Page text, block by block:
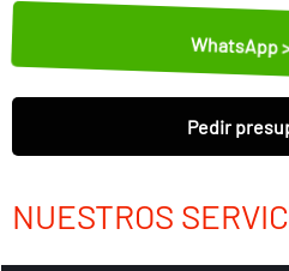
WhatsApp
Pedir
NUESTROS